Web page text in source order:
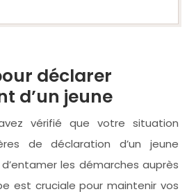
déclarer
d’un jeune
vérifié que votre situation
de déclaration d’un jeune
les démarches auprès
est cruciale pour maintenir vos